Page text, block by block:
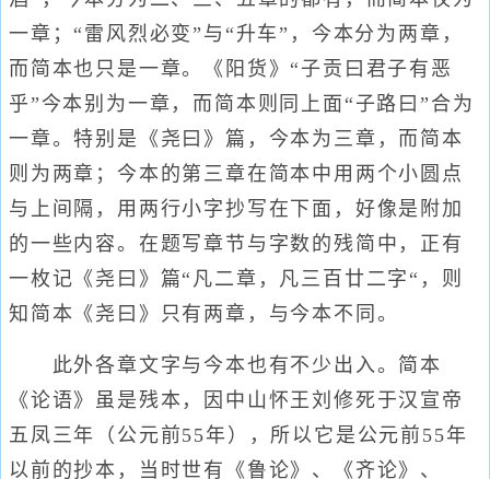
一章；“雷风烈必变”与“升车”，今本分为两章，
而简本也只是一章。《阳货》“子贡曰君子有恶
乎”今本别为一章，而简本则同上面“子路曰”合为
一章。特别是《尧曰》篇，今本为三章，而简本
则为两章；今本的第三章在简本中用两个小圆点
与上间隔，用两行小字抄写在下面，好像是附加
的一些内容。在题写章节与字数的残简中，正有
一枚记《尧曰》篇“凡二章，凡三百廿二字“，则
知简本《尧曰》只有两章，与今本不同。
此外各章文字与今本也有不少出入。简本
《论语》虽是残本，因中山怀王刘修死于汉宣帝
五凤三年（公元前55年），所以它是公元前55年
以前的抄本，当时世有《鲁论》、《齐论》、